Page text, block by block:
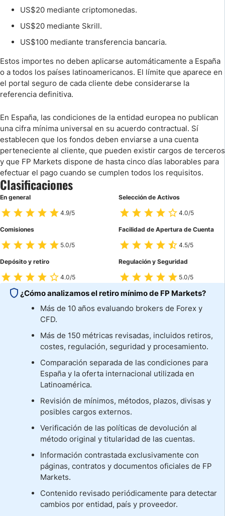
US$20 mediante criptomonedas.
US$20 mediante Skrill.
US$100 mediante transferencia bancaria.
Estos importes no deben aplicarse automáticamente a España
o a todos los países latinoamericanos. El límite que aparece en
el portal seguro de cada cliente debe considerarse la
referencia definitiva.
En España, las condiciones de la entidad europea no publican
una cifra mínima universal en su acuerdo contractual. Sí
establecen que los fondos deben enviarse a una cuenta
perteneciente al cliente, que pueden existir cargos de terceros
y que FP Markets dispone de hasta cinco días laborables para
efectuar el pago cuando se cumplen todos los requisitos.
Clasificaciones
En general
4.9/5
Comisiones
5.0/5
Depósito y retiro
4.0/5
Selección de Activos
4.0/5
Facilidad de Apertura de Cuenta
4.5/5
Regulación y Seguridad
5.0/5
¿Cómo analizamos el retiro mínimo de FP Markets?
Más de 10 años evaluando brokers de Forex y
CFD.
Más de 150 métricas revisadas, incluidos retiros,
costes, regulación, seguridad y procesamiento.
Comparación separada de las condiciones para
España y la oferta internacional utilizada en
Latinoamérica.
Revisión de mínimos, métodos, plazos, divisas y
posibles cargos externos.
Verificación de las políticas de devolución al
método original y titularidad de las cuentas.
Información contrastada exclusivamente con
páginas, contratos y documentos oficiales de FP
Markets.
Contenido revisado periódicamente para detectar
cambios por entidad, país y proveedor.